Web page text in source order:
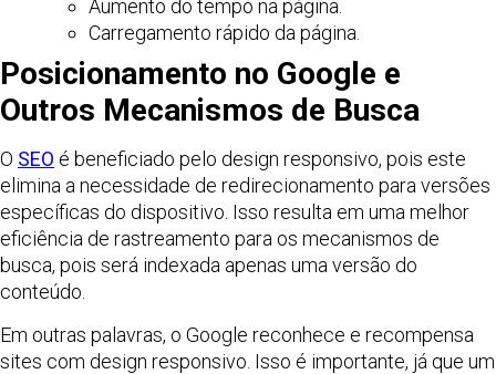
Aumento do tempo na página.
Carregamento rápido da página.
Posicionamento no Google e
Outros Mecanismos de Busca
O SEO é beneficiado pelo design responsivo, pois este
elimina a necessidade de redirecionamento para versões
específicas do dispositivo. Isso resulta em uma melhor
eficiência de rastreamento para os mecanismos de
busca, pois será indexada apenas uma versão do
conteúdo.
Em outras palavras, o Google reconhece e recompensa
sites com design responsivo. Isso é importante, já que um